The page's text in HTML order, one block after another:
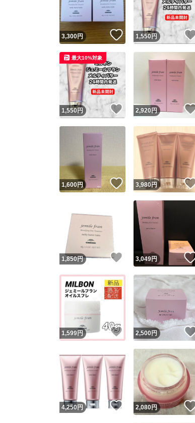
3,300円 いいね！
1,550円
1,550円 いいね！
最大10%対象
2,920円
1,600円 いいね！
3,980円
1,850円 いいね！
3,049円
1,599円 いいね！
2,500円
4,250 円 いいね！
2,080円